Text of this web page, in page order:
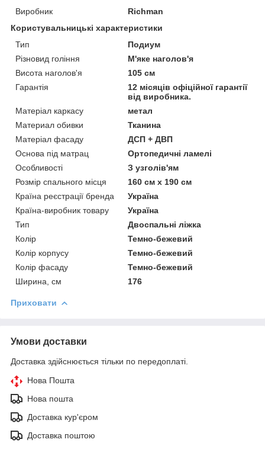
Виробник
Richman
Користувальницькі характеристики
Тип
Подиум
Різновид гоління
М'яке наголов'я
Висота наголов'я
105 см
Гарантія
12 місяців офіційної гарантії
від виробника.
Матеріал каркасу
метал
Материал обивки
Тканина
Матеріал фасаду
ДСП + ДВП
Основа під матрац
Ортопедичні ламелі
Особливості
З узголів'ям
Розмір спального місця
160 см х 190 см
Країна реєстрації бренда
Україна
Країна-виробник товару
Україна
Тип
Двоспальні ліжка
Колір
Темно-бежевий
Колір корпусу
Темно-бежевий
Колір фасаду
Темно-бежевий
Ширина, см
176
Приховати
Умови доставки
Доставка здійснюється тільки по передоплаті.
Нова Пошта
Нова пошта
Доставка кур'єром
Доставка поштою